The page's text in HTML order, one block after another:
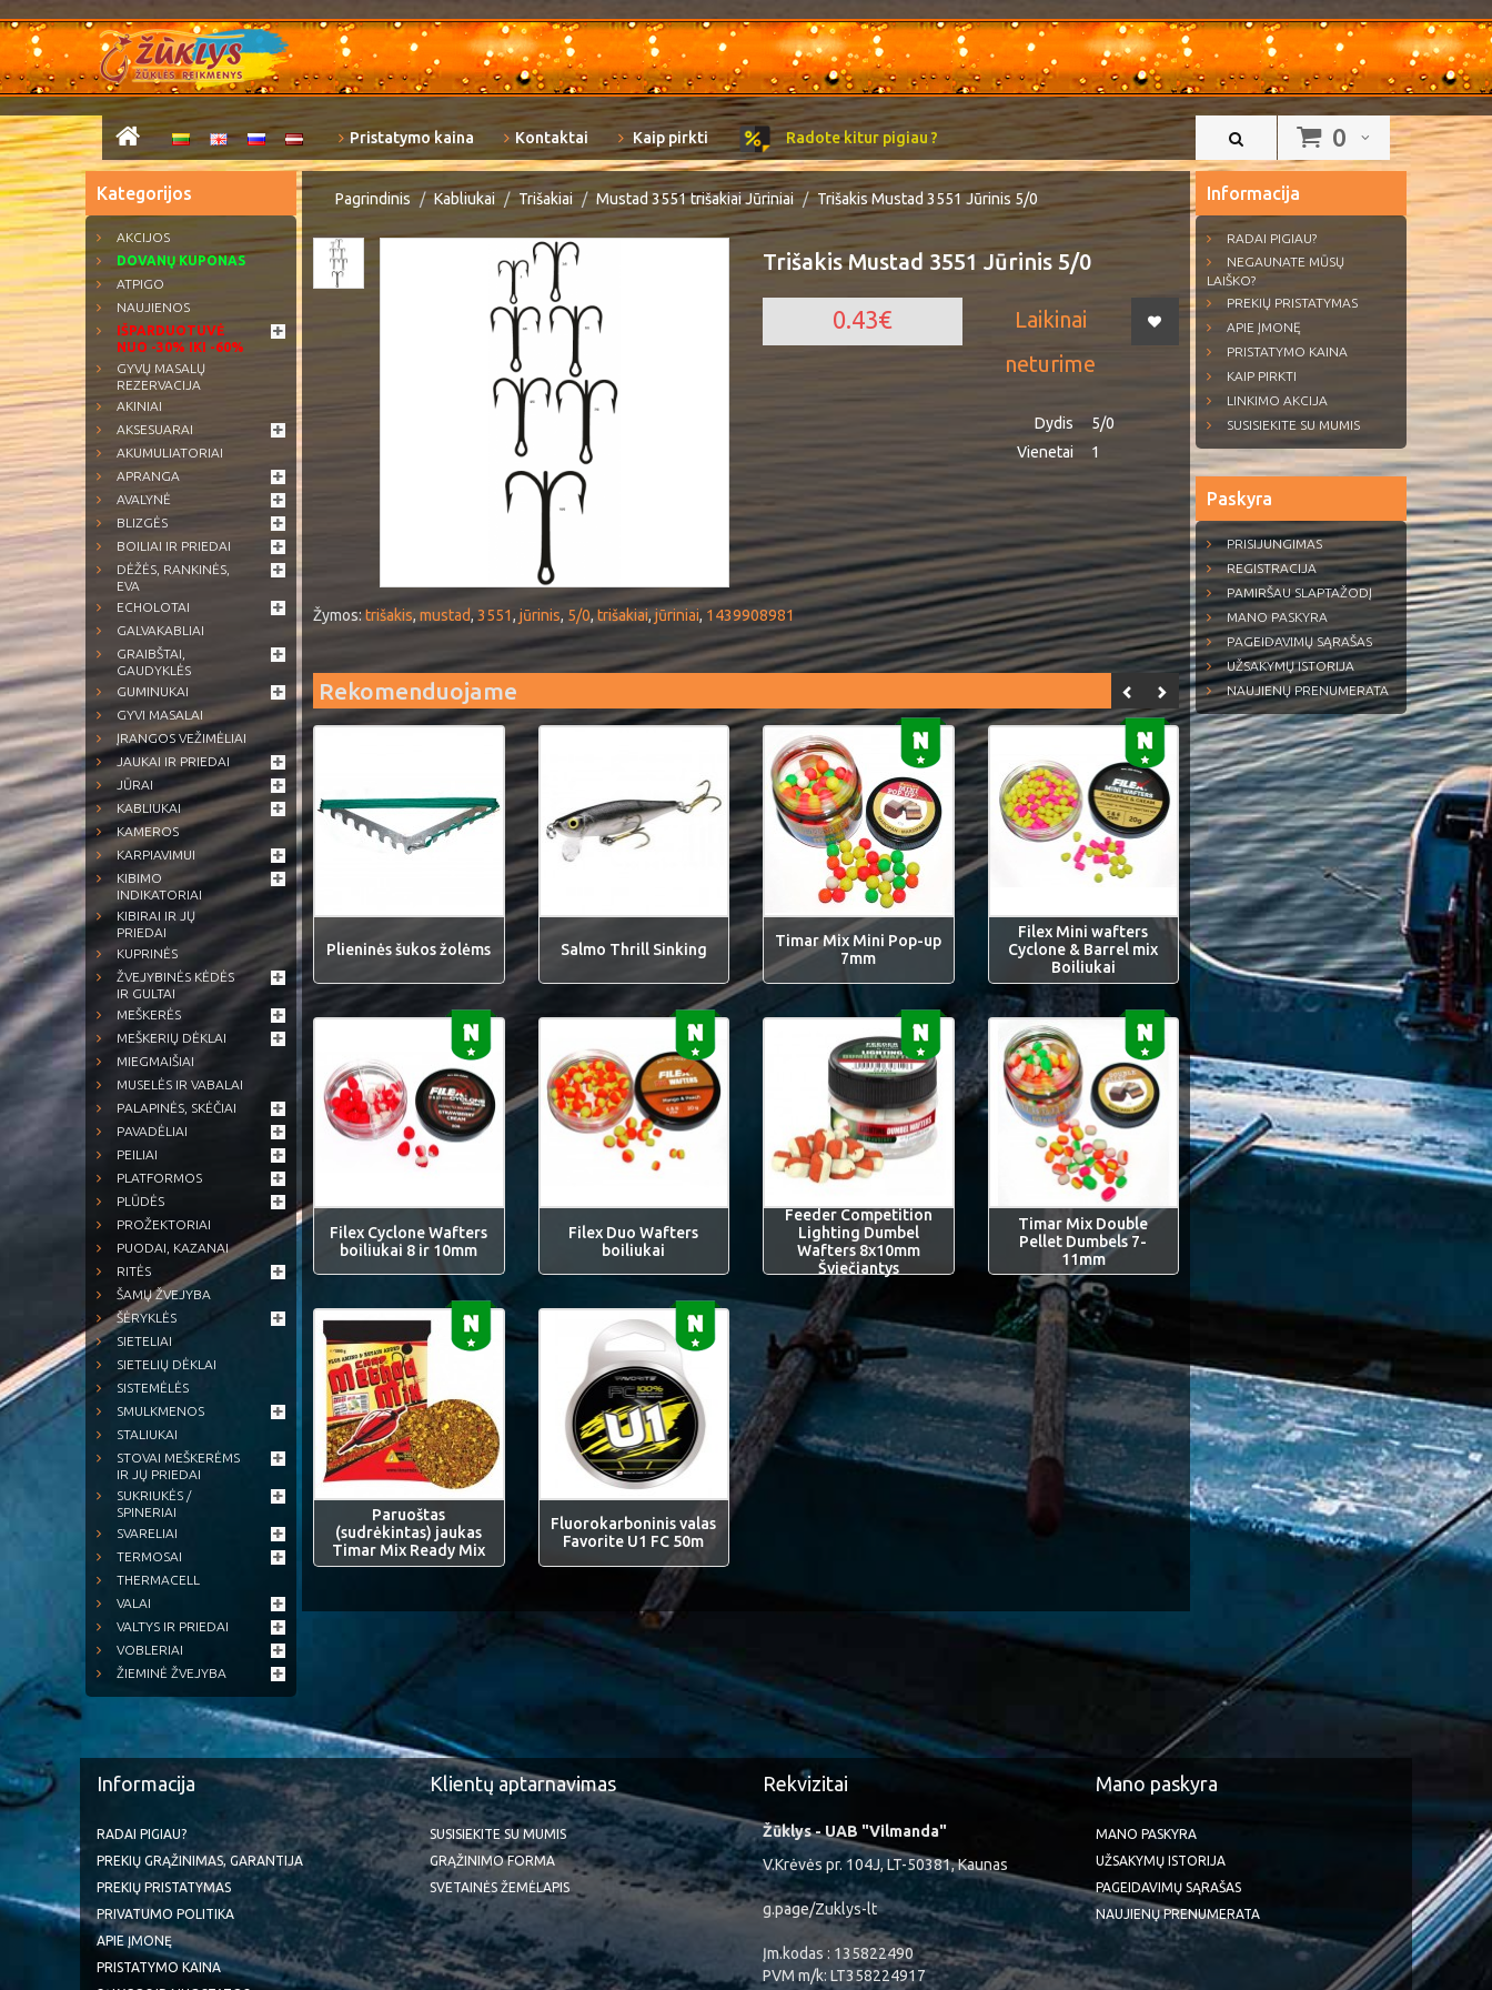
0
Pristatymo kaina Kontaktai Kaip pirkti Radote kitur pigiau ?
Kategorijos
AKCIJOS
DOVANŲ KUPONAS
ATPIGO
NAUJIENOS
IŠPARDUOTUVĖ
NUO -30% IKI -60%
GYVŲ MASALŲ
REZERVACIJA
AKINIAI
AKSESUARAI
AKUMULIATORIAI
APRANGA
AVALYNĖ
BLIZGĖS
BOILIAI IR PRIEDAI
DĖŽĖS, RANKINĖS,
EVA
ECHOLOTAI
GALVAKABLIAI
GRAIBŠTAI,
GAUDYKLĖS
GUMINUKAI
GYVI MASALAI
ĮRANGOS VEŽIMĖLIAI
JAUKAI IR PRIEDAI
JŪRAI
KABLIUKAI
KAMEROS
KARPIAVIMUI
KIBIMO
INDIKATORIAI
KIBIRAI IR JŲ
PRIEDAI
KUPRINĖS
ŽVEJYBINĖS KĖDĖS
IR GULTAI
MEŠKERĖS
MEŠKERIŲ DĖKLAI
MIEGMAIŠIAI
MUSELĖS IR VABALAI
PALAPINĖS, SKĖČIAI
PAVADĖLIAI
PEILIAI
PLATFORMOS
PLŪDĖS
PROŽEKTORIAI
PUODAI, KAZANAI
RITĖS
ŠAMŲ ŽVEJYBA
ŠĖRYKLĖS
SIETELIAI
SIETELIŲ DĖKLAI
SISTEMĖLĖS
SMULKMENOS
STALIUKAI
STOVAI MEŠKERĖMS
IR JŲ PRIEDAI
SUKRIUKĖS /
SPINERIAI
SVARELIAI
TERMOSAI
THERMACELL
VALAI
VALTYS IR PRIEDAI
VOBLERIAI
ŽIEMINĖ ŽVEJYBA
Pagrindinis Kabliukai Trišakiai Mustad 3551 trišakiai Jūriniai Trišakis Mustad 3551 Jūrinis 5/0
Trišakis Mustad 3551 Jūrinis 5/0
Laikinai
neturime
0.43€
Dydis
5/0
Vienetai
1
Žymos:trišakis, mustad,3551, jūrinis, 5/0,trišakiai,jūriniai, 1439908981
Rekomenduojame
Plieninės šukos žolėms Salmo Thrill Sinking
Timar Mix Mini Pop-up
7mm
Filex Mini wafters
Cyclone & Barrel mix
Boiliukai
Filex Cyclone Wafters
boiliukai 8 ir 10mm
Filex Duo Wafters
boiliukai
Feeder Competition
Lighting Dumbel
Wafters 8x10mm
Šviečiantys
Timar Mix Double
Pellet Dumbels 7-
11mm
Paruoštas
(sudrėkintas) jaukas
Timar Mix Ready Mix
Fluorokarboninis valas
Favorite U1 FC 50m
Informacija
RADAI PIGIAU?
NEGAUNATE MŪSŲ
LAIŠKO?
PREKIŲ PRISTATYMAS
APIE ĮMONĘ
PRISTATYMO KAINA
KAIP PIRKTI
LINKIMO AKCIJA
SUSISIEKITE SU MUMIS
Paskyra
PRISIJUNGIMAS
REGISTRACIJA
PAMIRŠAU SLAPTAŽODĮ
MANO PASKYRA
PAGEIDAVIMŲ SĄRAŠAS
UŽSAKYMŲ ISTORIJA
NAUJIENŲ PRENUMERATA
Informacija
RADAI PIGIAU?
PREKIŲ GRĄŽINIMAS, GARANTIJA
PREKIŲ PRISTATYMAS
PRIVATUMO POLITIKA
APIE ĮMONĘ
PRISTATYMO KAINA
Klientų aptarnavimas
SUSISIEKITE SU MUMIS
GRĄŽINIMO FORMA
SVETAINĖS ŽEMĖLAPIS
Rekvizitai
Žūklys - UAB "Vilmanda"
V.Krėvės pr. 104J, LT-50381, Kaunas
g.page/Zuklys-lt
Įm.kodas : 135822490
PVM m/k: LT358224917
Mano paskyra
MANO PASKYRA
UŽSAKYMŲ ISTORIJA
PAGEIDAVIMŲ SĄRAŠAS
NAUJIENŲ PRENUMERATA